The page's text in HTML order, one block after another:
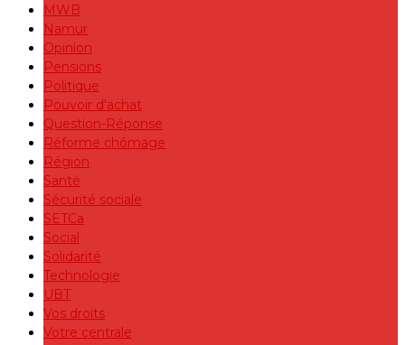
MWB
Namur
Opinion
Pensions
Politique
Pouvoir d'achat
Question-Réponse
Réforme chômage
Région
Santé
Sécurité sociale
SETCa
Social
Solidarité
Technologie
UBT
Vos droits
Votre centrale